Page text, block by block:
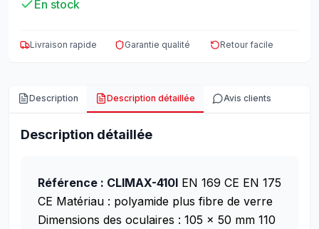
En stock
Livraison rapide Garantie qualité Retour facile
Description Description détaillée Avis clients
Description détaillée
Référence : CLIMAX-410I EN 169 CE EN 175
CE Matériau : polyamide plus fibre de verre
Dimensions des oculaires : 105 x 50 mm 110